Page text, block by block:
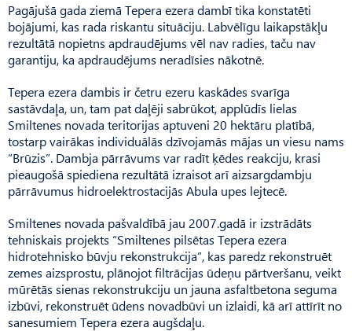
Pagājušā gada ziemā Tepera ezera dambī tika konstatēti
bojājumi, kas rada riskantu situāciju. Labvēlīgu laikapstākļu
rezultātā nopietns apdraudējums vēl nav radies, taču nav
garantiju, ka apdraudējums neradīsies nākotnē.
Tepera ezera dambis ir četru ezeru kaskādes svarīga
sastāvdaļa, un, tam pat daļēji sabrūkot, applūdīs lielas
Smiltenes novada teritorijas aptuveni 20 hektāru platībā,
tostarp vairākas individuālās dzīvojamās mājas un viesu nams
“Brūzis”. Dambja pārrāvums var radīt ķēdes reakciju, krasi
pieaugošā spiediena rezultātā izraisot arī aizsargdambju
pārrāvumus hidroelektrostacijās Abula upes lejtecē.
Smiltenes novada pašvaldībā jau 2007.gadā ir izstrādāts
tehniskais projekts “Smiltenes pilsētas Tepera ezera
hidrotehnisko būvju rekonstrukcija”, kas paredz rekonstruēt
zemes aizsprostu, plānojot filtrācijas ūdeņu pārtveršanu, veikt
mūrētās sienas rekonstrukciju un jauna asfaltbetona seguma
izbūvi, rekonstruēt ūdens novadbūvi un izlaidi, kā arī attīrīt no
sanesumiem Tepera ezera augšdaļu.